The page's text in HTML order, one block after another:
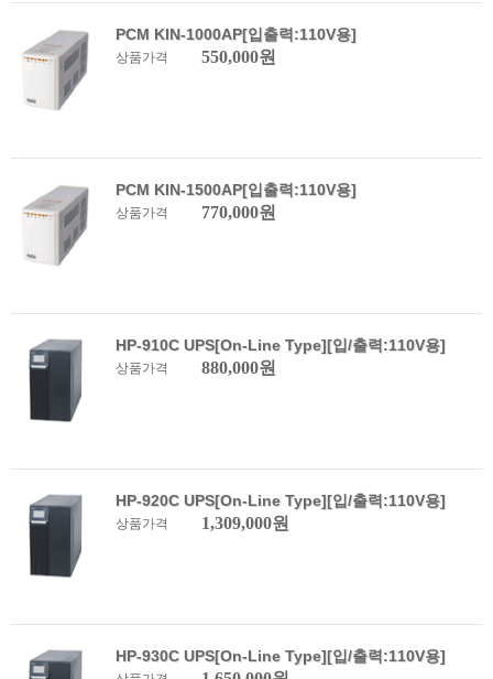
PCM KIN-1000AP[입출력:110V용]
상품가격 550,000원
PCM KIN-1500AP[입출력:110V용]
상품가격 770,000원
HP-910C UPS[On-Line Type][입/출력:110V용]
상품가격 880,000원
HP-920C UPS[On-Line Type][입/출력:110V용]
상품가격 1,309,000원
HP-930C UPS[On-Line Type][입/출력:110V용]